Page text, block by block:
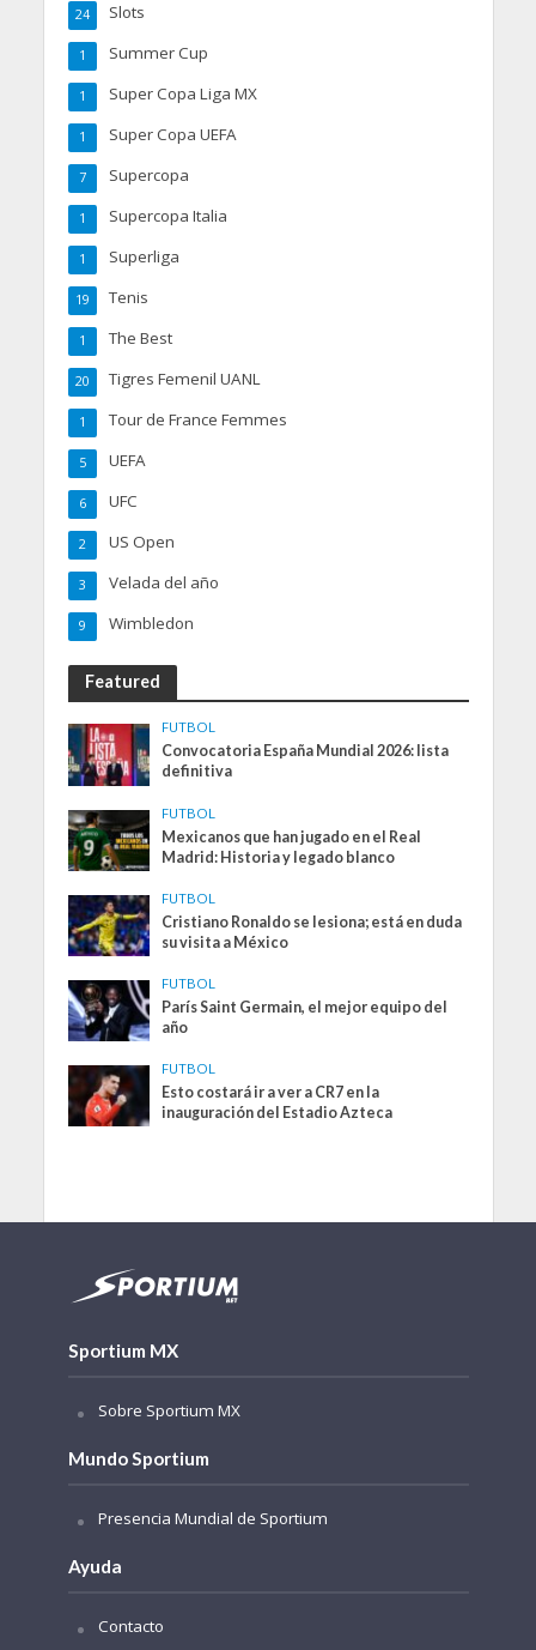
Slots
24
Summer Cup
1
Super Copa Liga MX
1
Super Copa UEFA
1
Supercopa
7
Supercopa Italia
1
Superliga
1
Tenis
19
The Best
1
Tigres Femenil UANL
20
Tour de France Femmes
1
UEFA
5
UFC
6
US Open
2
Velada del año
3
Wimbledon
9
Featured
FUTBOL
Convocatoria España Mundial 2026: lista
definitiva
FUTBOL
Mexicanos que han jugado en el Real
Madrid: Historia y legado blanco
FUTBOL
Cristiano Ronaldo se lesiona; está en duda
su visita a México
FUTBOL
París Saint Germain, el mejor equipo del
año
FUTBOL
Esto costará ir a ver a CR7 en la
inauguración del Estadio Azteca
Sportium MX
Sobre Sportium MX
Mundo Sportium
Presencia Mundial de Sportium
Ayuda
Contacto